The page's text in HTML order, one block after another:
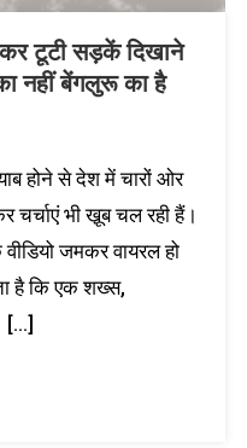
टूटी सड़कें दिखाने
नहीं बेंगलुरू का है
होने से देश में चारों ओर
भी खू़ब चल रही हैं।
जमकर वायरल हो
है कि एक शख्स,
[…]